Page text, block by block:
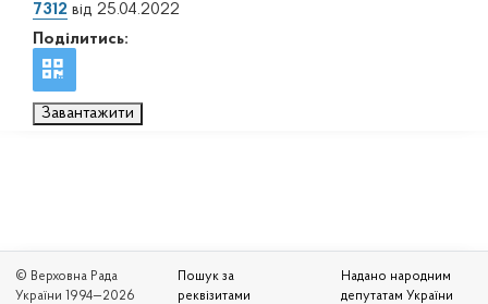
7312 від 25.04.2022
Поділитись:
Завантажити
© Верховна Рада
України 1994—2026
Пошук за
реквізитами
Надано народним
депутатам України